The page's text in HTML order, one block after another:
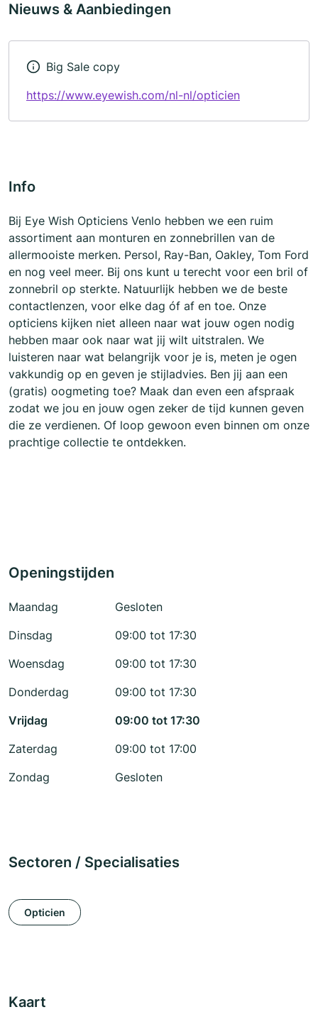
Nieuws & Aanbiedingen
Big Sale copy
https://www.eyewish.com/nl-nl/opticien
Info
Bij Eye Wish Opticiens Venlo hebben we een ruim
assortiment aan monturen en zonnebrillen van de
allermooiste merken. Persol, Ray-Ban, Oakley, Tom Ford
en nog veel meer. Bij ons kunt u terecht voor een bril of
zonnebril op sterkte. Natuurlijk hebben we de beste
contactlenzen, voor elke dag óf af en toe. Onze
opticiens kijken niet alleen naar wat jouw ogen nodig
hebben maar ook naar wat jij wilt uitstralen. We
luisteren naar wat belangrijk voor je is, meten je ogen
vakkundig op en geven je stijladvies. Ben jij aan een
(gratis) oogmeting toe? Maak dan even een afspraak
zodat we jou en jouw ogen zeker de tijd kunnen geven
die ze verdienen. Of loop gewoon even binnen om onze
prachtige collectie te ontdekken.
Openingstijden
Maandag
Gesloten
Dinsdag
09:00 tot 17:30
Woensdag
09:00 tot 17:30
Donderdag
09:00 tot 17:30
Vrijdag
09:00 tot 17:30
Zaterdag
09:00 tot 17:00
Zondag
Gesloten
Sectoren / Specialisaties
Opticien
Kaart